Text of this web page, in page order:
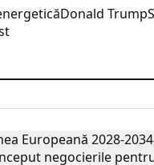
Donald Trump